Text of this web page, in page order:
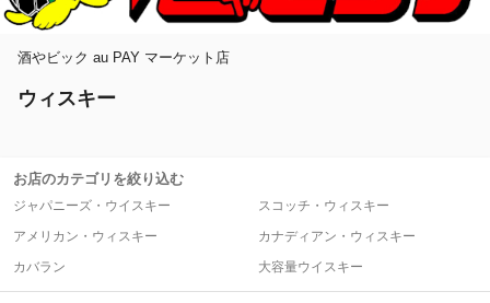
酒やビック au PAY マーケット店
ウィスキー
お店のカテゴリを絞り込む
ジャパニーズ・ウイスキー
スコッチ・ウィスキー
アメリカン・ウィスキー
カナディアン・ウィスキー
カバラン
大容量ウイスキー